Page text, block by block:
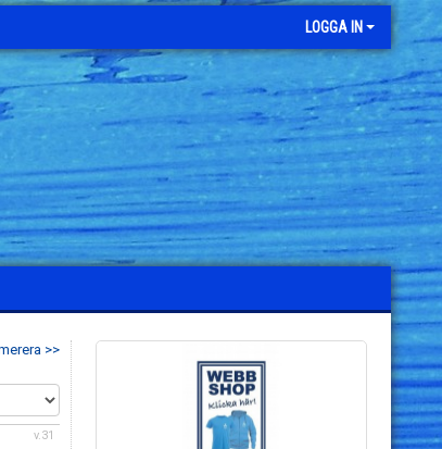
LOGGA IN
>>
v.31